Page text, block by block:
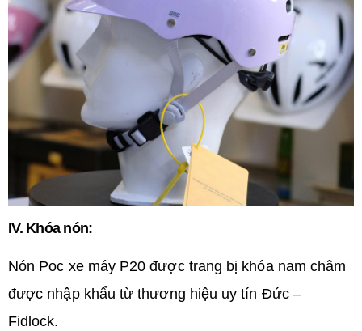
IV. Khóa nón:
Nón Poc xe máy P20 được trang bị khóa nam châm
được nhập khẩu từ thương hiệu uy tín Đức –
Fidlock.